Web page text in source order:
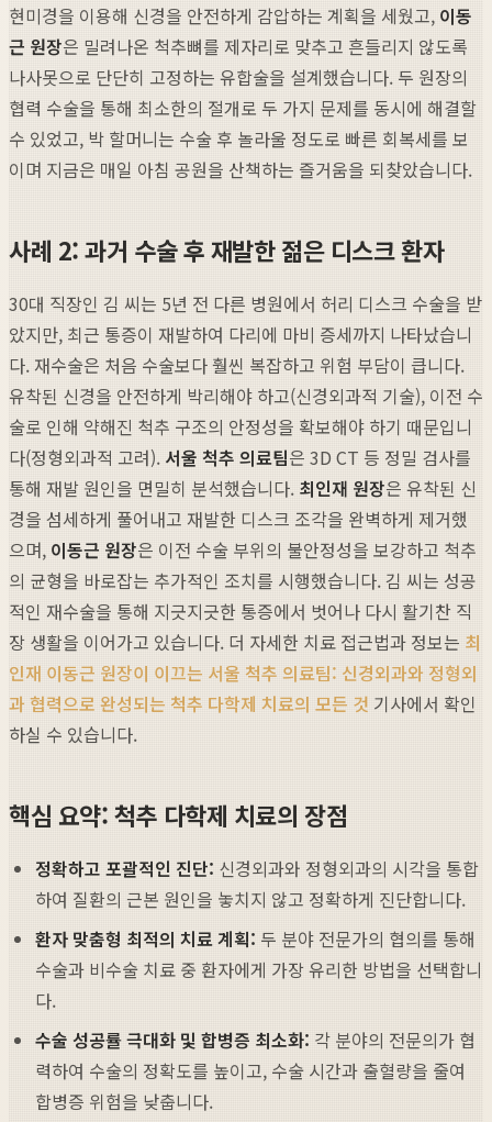
현미경을 이용해 신경을 안전하게 감압하는 계획을 세웠고, 이동
근 원장은 밀려나온 척추뼈를 제자리로 맞추고 흔들리지 않도록
나사못으로 단단히 고정하는 유합술을 설계했습니다. 두 원장의
협력 수술을 통해 최소한의 절개로 두 가지 문제를 동시에 해결할
수 있었고, 박 할머니는 수술 후 놀라울 정도로 빠른 회복세를 보
이며 지금은 매일 아침 공원을 산책하는 즐거움을 되찾았습니다.
사례 2: 과거 수술 후 재발한 젊은 디스크 환자
30대 직장인 김 씨는 5년 전 다른 병원에서 허리 디스크 수술을 받
았지만, 최근 통증이 재발하여 다리에 마비 증세까지 나타났습니
다. 재수술은 처음 수술보다 훨씬 복잡하고 위험 부담이 큽니다.
유착된 신경을 안전하게 박리해야 하고(신경외과적 기술), 이전 수
술로 인해 약해진 척추 구조의 안정성을 확보해야 하기 때문입니
다(정형외과적 고려). 서울 척추 의료팀은 3D CT 등 정밀 검사를
통해 재발 원인을 면밀히 분석했습니다. 최인재 원장은 유착된 신
경을 섬세하게 풀어내고 재발한 디스크 조각을 완벽하게 제거했
으며, 이동근 원장은 이전 수술 부위의 불안정성을 보강하고 척추
의 균형을 바로잡는 추가적인 조치를 시행했습니다. 김 씨는 성공
적인 재수술을 통해 지긋지긋한 통증에서 벗어나 다시 활기찬 직
장 생활을 이어가고 있습니다. 더 자세한 치료 접근법과 정보는 최
인재 이동근 원장이 이끄는 서울 척추 의료팀: 신경외과와 정형외
과 협력으로 완성되는 척추 다학제 치료의 모든 것 기사에서 확인
하실 수 있습니다.
핵심 요약: 척추 다학제 치료의 장점
정확하고 포괄적인 진단: 신경외과와 정형외과의 시각을 통합
하여 질환의 근본 원인을 놓치지 않고 정확하게 진단합니다.
환자 맞춤형 최적의 치료 계획: 두 분야 전문가의 협의를 통해
수술과 비수술 치료 중 환자에게 가장 유리한 방법을 선택합니
다.
수술 성공률 극대화 및 합병증 최소화: 각 분야의 전문의가 협
력하여 수술의 정확도를 높이고, 수술 시간과 출혈량을 줄여
합병증 위험을 낮춥니다.